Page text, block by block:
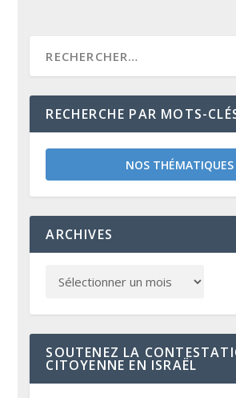
RECHERCHE PAR MOTS-
NOS THÉMATIQUES
ARCHIVES
SOUTENEZ LA
CITOYENNE EN ISRAËL